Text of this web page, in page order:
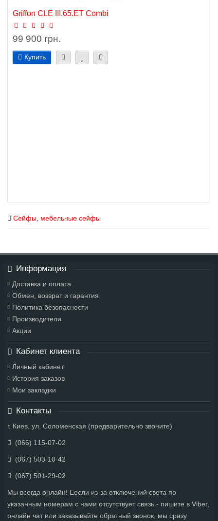
Griffon CLE III.65.ET Combi
99 900 грн.
Купить
Сейфы мебельные сейфы
Информация
Доставка и оплата
Обмен, возврат и гарантия
Политика безопасности
Производители
Акции
Кабинет клиента
Личный кабинет
История заказов
Мои закладки
Контакты
г. Киев, ул. Соломенская (предварительно звоните)
(066) 115-07-02
(067) 503-10-42
(067) 501-29-02
Мы всегда онлайн! Еесли из-за отключений света по
указанным номерам с нами отсутствует связь - пишите в Viber,
онлайн чат или заказывайте обратный звонок, мы сразу